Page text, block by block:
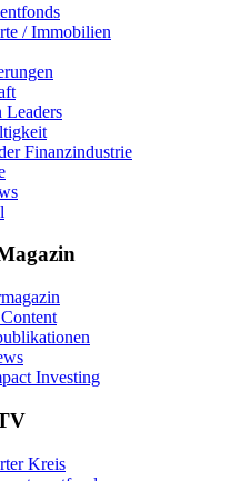
/ Immobilien
Leaders
Finanzindustrie
Investing
Kreis